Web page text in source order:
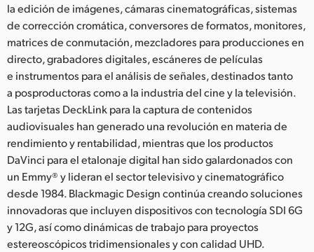
la edición de imágenes, cámaras cinematográficas, sistemas
de corrección cromática, conversores de formatos, monitores,
matrices de conmutación, mezcladores para producciones en
directo, grabadores digitales, escáneres de películas
e instrumentos para el análisis de señales, destinados tanto
a posproductoras como a la industria del cine y la televisión.
Las tarjetas DeckLink para la captura de contenidos
audiovisuales han generado una revolución en materia de
rendimiento y rentabilidad, mientras que los productos
DaVinci para el etalonaje digital han sido galardonados con
un Emmy® y lideran el sector televisivo y cinematográfico
desde 1984. Blackmagic Design continúa creando soluciones
innovadoras que incluyen dispositivos con tecnología SDI 6G
y 12G, así como dinámicas de trabajo para proyectos
estereoscópicos tridimensionales y con calidad UHD.